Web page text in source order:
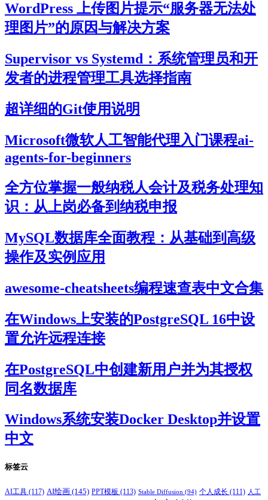
WordPress 上传图片提示“服务器无法处
理图片”的原因与解决方案
Supervisor vs Systemd：系统管理员和开
发者的进程管理工具选择指南
超详细的Git使用说明
Microsoft微软人工智能代理入门课程ai-
agents-for-beginners
全方位掌握一般纳税人会计及税务处理知
识：从上岗必备到纳税申报
MySQL数据库全面教程：从基础到高级
操作及实例应用
awesome-cheatsheets编程速查表中文合集
在Windows上安装的PostgreSQL 16中设
置允许远程连接
在PostgreSQL中创建新用户并为其授权
同名数据库
Windows系统安装Docker Desktop并设置
中文
标签云
AI工具 (117) AI绘画 (145) PPT模板 (113) Stable Diffusion (94) 个人成长 (111) 人工